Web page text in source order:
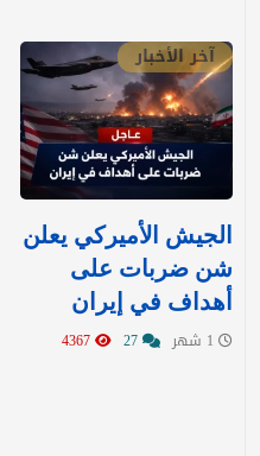
آخر الأخبار
‏الجيش الأميركي يعلن
شن ضربات على
أهداف في إيران